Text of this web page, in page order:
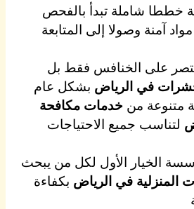
خططا شاملة تبدأ بالفحص
آمنة وصولا إلى المتابعة
على الخنافس فقط بل
في الرياض بشكل عام
متنوعة منخدمات مكافحة
لتناسب جميع الاحتياجات
الخيار الأول لكل من يبحث
المنزلية في الرياض بكفاءة